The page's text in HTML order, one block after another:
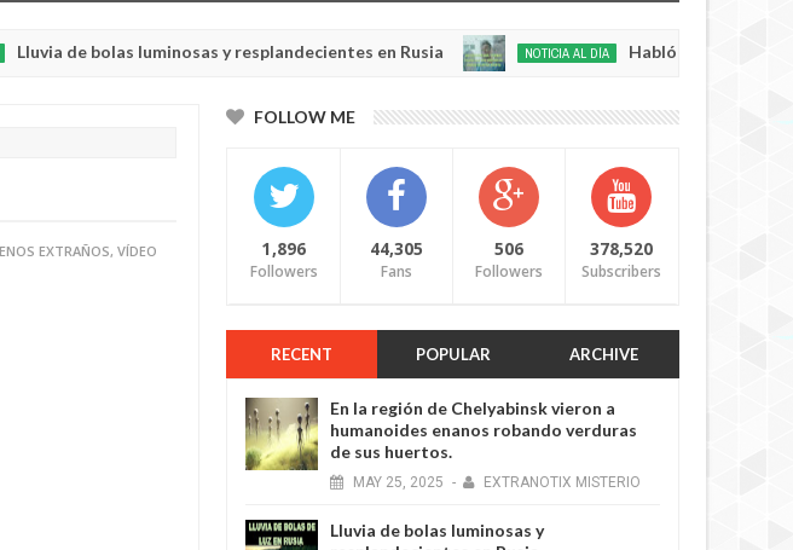
bolas luminosas y resplandecientes en Rusia
20250
NOTICIA AL DÍA Habló con Dios: Hombre en
EXTRAÑOS, VÍDEO
FOLLOW ME
1,896
Followers
44,305
Fans
506
Followers
378,520
Subscribers
RECENT POPULAR ARCHIVE
En la región de Chelyabinsk vieron a
humanoides enanos robando verduras
de sus huertos.
MAY 25, 2025 - EXTRANOTIX MISTERIO
Lluvia de bolas luminosas y